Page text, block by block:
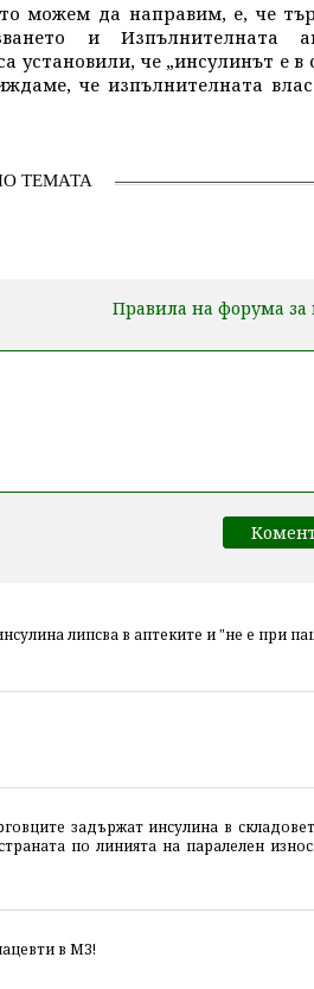
можем да направим, е, че
и Изпълнителната
установили, че „инсулинът е в
че изпълнителната
ТЕМАТА
Правила на форума за
липсва в аптеките и "не е при
задържат инсулина в
по линията на паралелен
в МЗ!